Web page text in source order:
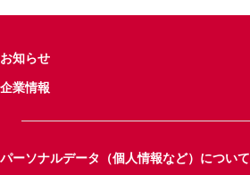
お知らせ
企業情報
パーソナルデータ（個人情報など）について